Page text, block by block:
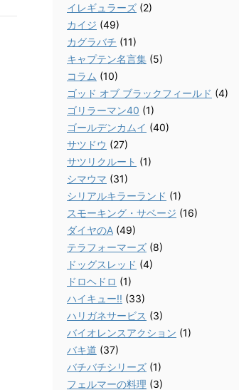
イレギュラーズ (2)
カイジ (49)
カグラバチ (11)
キャプテン名言集 (5)
コラム (10)
ゴッド オブ ブラックフィールド (4)
ゴリラーマン40 (1)
ゴールデンカムイ (40)
サツドウ (27)
サツリクルート (1)
シマウマ (31)
シリアルキラーランド (1)
スモーキング・サベージ (16)
ダイヤのA (49)
テラフォーマーズ (8)
ドッグスレッド (4)
ドロヘドロ (1)
ハイキュー!! (33)
ハリガネサービス (3)
バイオレンスアクション (1)
バキ道 (37)
バチバチシリーズ (1)
フェルマーの料理 (3)